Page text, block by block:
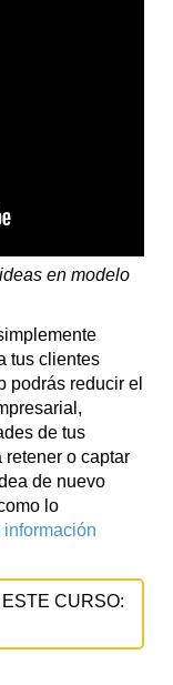
en modelo
tus clientes
podrás reducir el
de tus
retener o captar
de nuevo
lo
información
CURSO: